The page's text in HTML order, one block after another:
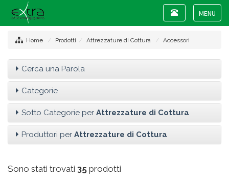
Toggle
Toggle
navigation
Home Prodotti Attrezzature di Cottura Accessori
Cerca una Parola
Categorie
Sotto Categorie per Attrezzature di Cottura
Produttori per Attrezzature di Cottura
Sono stati trovati 35 prodotti